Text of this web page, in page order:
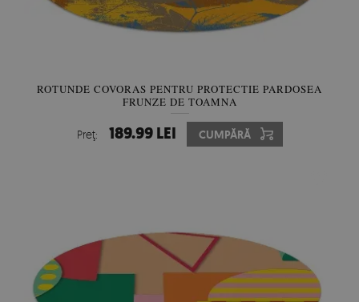
ROTUNDE COVORAS PENTRU PROTECTIE PARDOSEA
FRUNZE DE TOAMNA
Preţ: 189.99 LEI CUMPĂRĂ